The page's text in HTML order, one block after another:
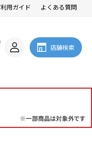
用ガイド よくある質問
店舗検索